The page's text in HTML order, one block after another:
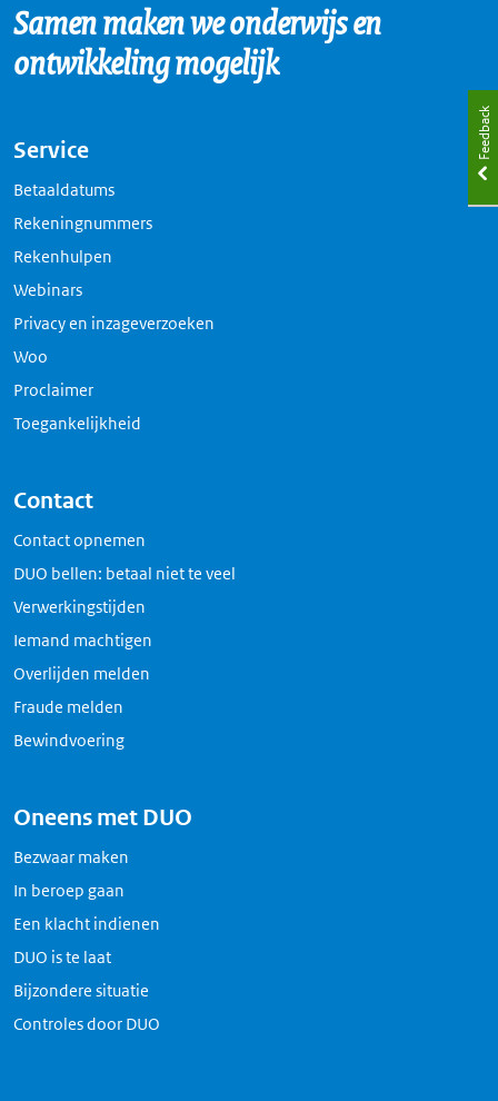
Samen maken we onderwijs en
ontwikkeling mogelijk
Service
Betaaldatums
Rekeningnummers
Rekenhulpen
Webinars
Privacy en inzageverzoeken
Woo
Proclaimer
Toegankelijkheid
Contact
Contact opnemen
DUO bellen: betaal niet te veel
Verwerkingstijden
Iemand machtigen
Overlijden melden
Fraude melden
Bewindvoering
Oneens met DUO
Bezwaar maken
In beroep gaan
Een klacht indienen
DUO is te laat
Bijzondere situatie
Controles door DUO
Feedback